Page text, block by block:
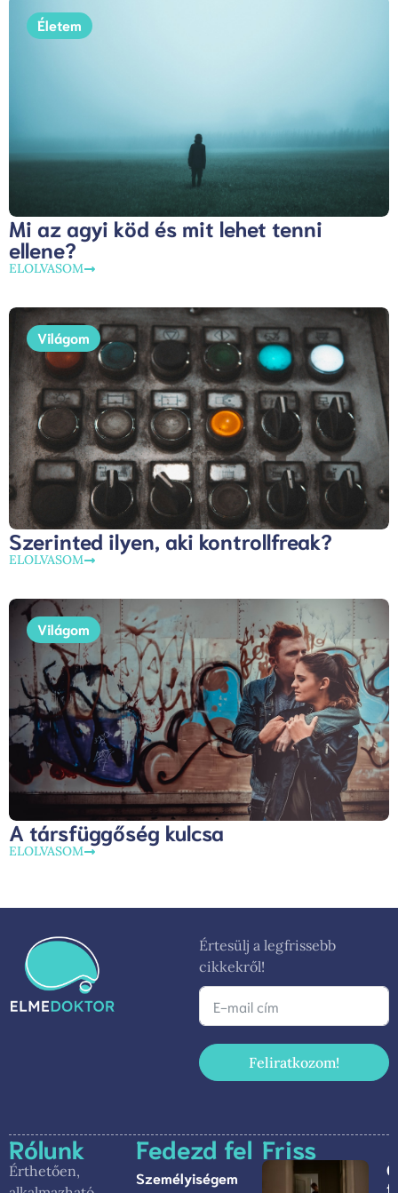
Életem
Mi az agyi köd és mit lehet tenni
ellene?
ELOLVASOM
Világom
Szerinted ilyen, aki kontrollfreak?
ELOLVASOM
Világom
A társfüggőség kulcsa
ELOLVASOM
Értesülj a legfrissebb
cikkekről!
Feliratkozom!
Rólunk
Érthetően,
Fedezd fel
Személyiségem
Friss